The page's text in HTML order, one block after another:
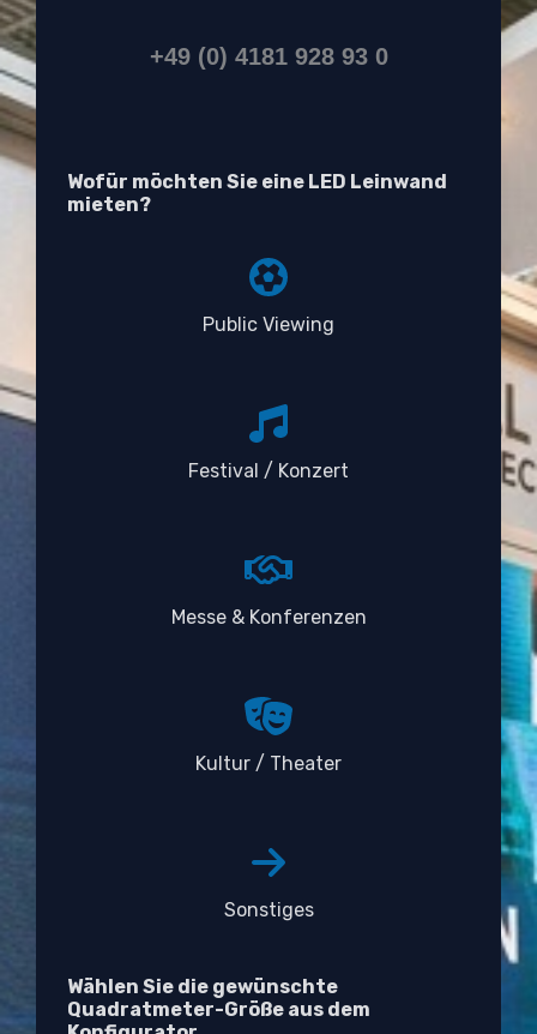
+49 (0) 4181 928 93 0
Wofür möchten Sie eine LED Leinwand
mieten?
Public Viewing
Festival / Konzert
Messe & Konferenzen
Kultur / Theater
Sonstiges
Wählen Sie die gewünschte
Quadratmeter-Größe aus dem